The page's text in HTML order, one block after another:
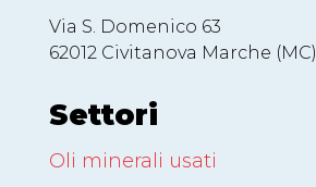
Via S. Domenico 63
62012 Civitanova Marche (MC)
Settori
Oli minerali usati